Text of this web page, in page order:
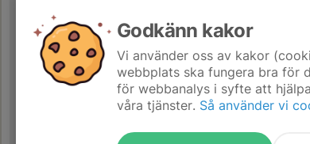
Godkänn kakor
Vi använder oss av kakor
webbplats ska fungera bra för
för webbanalys i syfte att
våra tjänster. Så använder vi